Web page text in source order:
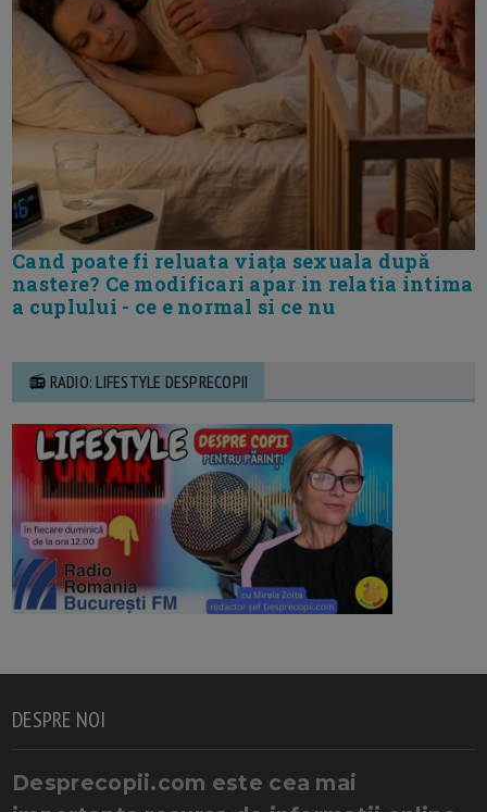
Cand poate fi reluata viața sexuala după
nastere? Ce modificari apar in relatia intima
a cuplului - ce e normal si ce nu
📻 RADIO: LIFESTYLE DESPRECOPII
DESPRE NOI
Desprecopii.com este cea mai